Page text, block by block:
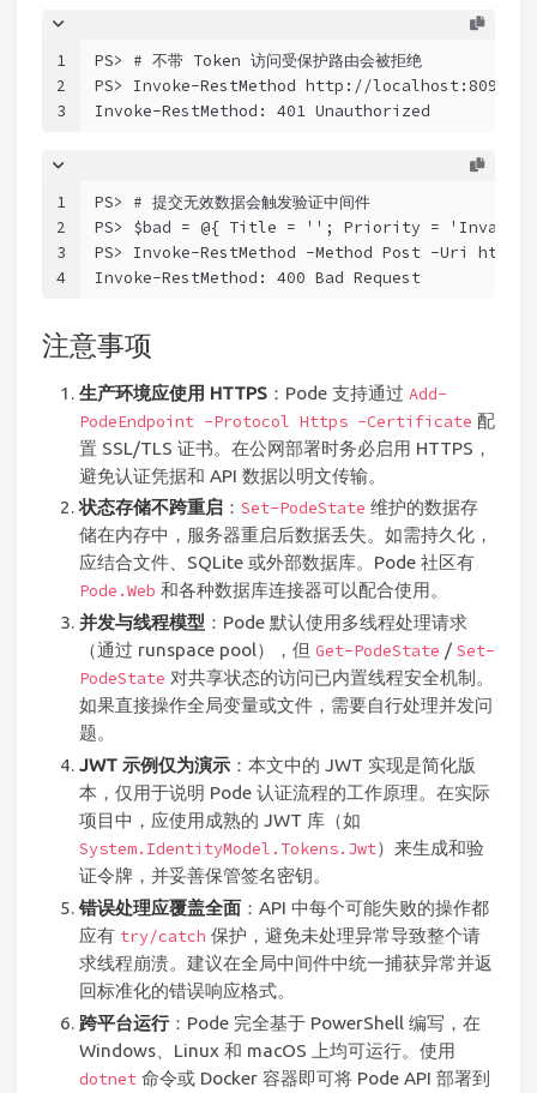
1
2
3
PS> # 不带 Token 访问受保护路由会被拒绝
PS> Invoke-RestMethod http://localhost:8090/
Invoke-RestMethod: 401 Unauthorized
1
2
3
4
PS> # 提交无效数据会触发验证中间件
PS> $bad = @{ Title = ''; Priority = 'Invalid'
PS> Invoke-RestMethod -Method Post -Uri
Invoke-RestMethod: 400 Bad Request
注意事项
生产环境应使用 HTTPS：Pode 支持通过 Add-
PodeEndpoint -Protocol Https -Certificate 配
置 SSL/TLS 证书。在公网部署时务必启用 HTTPS，
避免认证凭据和 API 数据以明文传输。
状态存储不跨重启： Set-PodeState 维护的数据存
储在内存中，服务器重启后数据丢失。如需持久化，
应结合文件、SQLite 或外部数据库。Pode 社区有
Pode.Web 和各种数据库连接器可以配合使用。
并发与线程模型 ：Pode 默认使用多线程处理请求
（通过 runspace pool），但 Get-PodeState / Set-
PodeState 对共享状态的访问已内置线程安全机制。
如果直接操作全局变量或文件，需要自行处理并发问
题。
JWT 示例仅为演示：本文中的 JWT 实现是简化版
本，仅用于说明 Pode 认证流程的工作原理。在实际
项目中，应使用成熟的 JWT 库（如
System.IdentityModel.Tokens.Jwt）来生成和验
证令牌，并妥善保管签名密钥。
错误处理应覆盖全面：API 中每个可能失败的操作都
应有 try/catch 保护，避免未处理异常导致整个请
求线程崩溃。建议在全局中间件中统一捕获异常并返
回标准化的错误响应格式。
跨平台运行：Pode 完全基于 PowerShell 编写，在
Windows、Linux 和 macOS 上均可运行。使用
dotnet命令或 Docker 容器即可将 Pode API 部署到